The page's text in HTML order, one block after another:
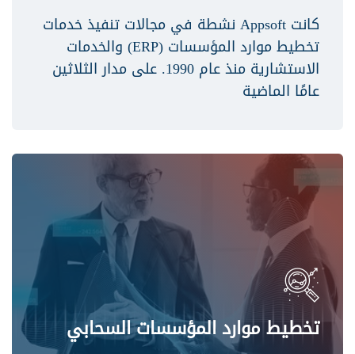
كانت Appsoft نشطة في مجالات تنفيذ خدمات
تخطيط موارد المؤسسات (ERP) والخدمات
الاستشارية منذ عام 1990. على مدار الثلاثين
عامًا الماضية
تخطيط موارد المؤسسات السحابي